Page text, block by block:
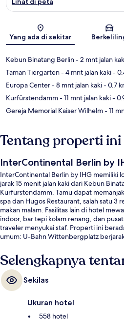
Peta
Yang ada di sekitar
Kebun Binatang Berlin- 2 mnt jalan
Taman Tiergarten- 4 mnt jalan kaki-
Europa Center- 8 mnt jalan kaki- 0.7
Kurfürstendamm- 11 mnt jalan kaki-
Gereja Memorial Kaiser Wilhelm- 11
Tentang properti ini
InterContinental Berlin by
InterContinental Berlin by IHG memiliki
jarak 15 menit jalan kaki dari Kebun
Kurfürstendamm. Tamu dapat
spa dan Hugos Restaurant, salah satu 3
makan malam. Fasilitas lain di hotel
indoor, bar tepi kolam renang, dan
traveler menyukai staf. Properti ini
umum: U-Bahn Wittenbergplatz
Selengkapnya
Sekilas
Ukuran hotel
558 hotel